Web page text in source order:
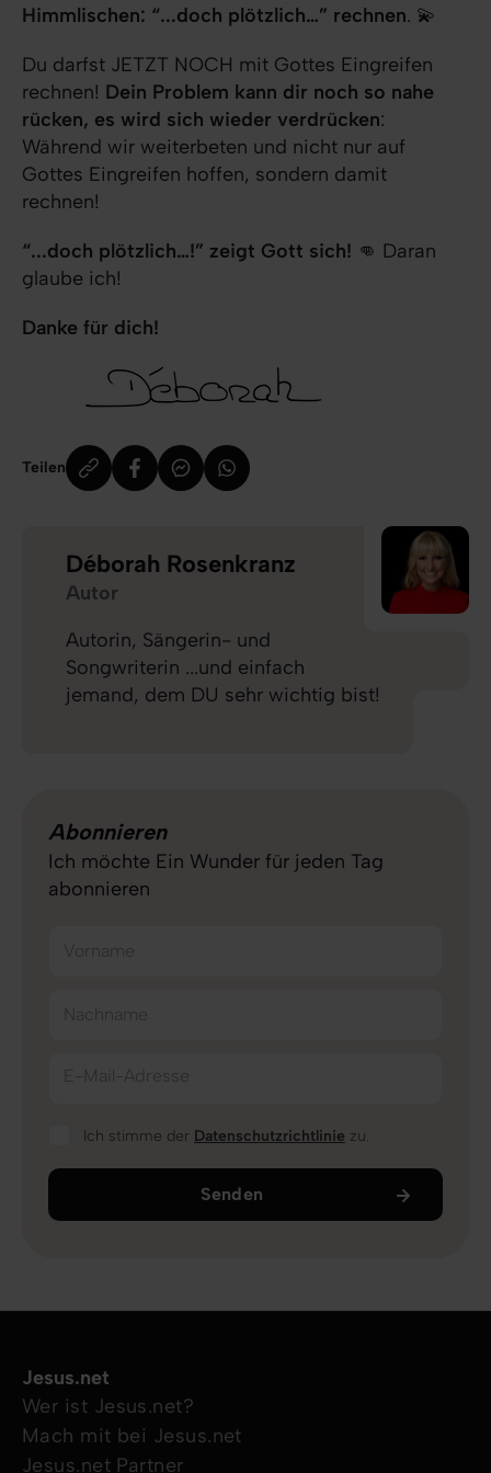
Himmlischen: “...doch plötzlich…” rechnen. 💫
Du darfst JETZT NOCH mit Gottes Eingreifen
rechnen! Dein Problem kann dir noch so nahe
rücken, es wird sich wieder verdrücken:
Während wir weiterbeten und nicht nur auf
Gottes Eingreifen hoffen, sondern damit
rechnen!
“...doch plötzlich…!” zeigt Gott sich! 👊 Daran
glaube ich!
Danke für dich!
Teilen
Déborah Rosenkranz
Autor
Autorin, Sängerin- und
Songwriterin ...und einfach
jemand, dem DU sehr wichtig bist!
Abonnieren
Ich möchte Ein Wunder für jeden Tag
abonnieren
Vorname
Nachname
E-Mail-Adresse
Ich stimme der Datenschutzrichtlinie zu.
Senden
Jesus.net
Wer ist Jesus.net?
Mach mit bei Jesus.net
Jesus.net Partner